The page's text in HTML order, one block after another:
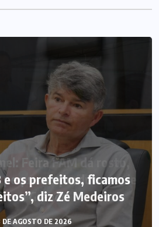
e os prefeitos, ficamos
diz Zé Medeiros
DE AGOSTO DE 2026